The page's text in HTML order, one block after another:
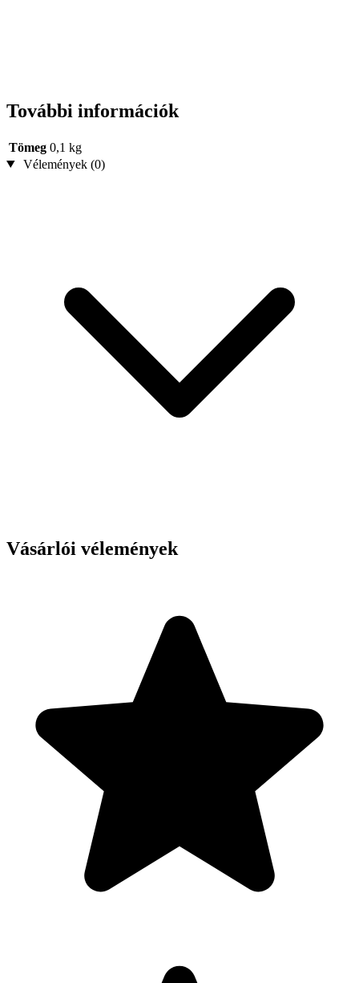
További információk
Tömeg 0,1 kg
Vélemények (0)
Vásárlói vélemények